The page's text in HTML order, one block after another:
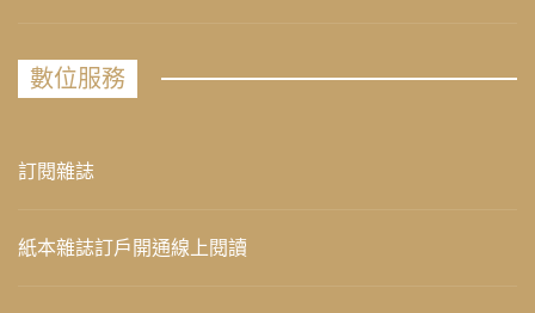
數位服務
訂閱雜誌
紙本雜誌訂戶開通線上閱讀